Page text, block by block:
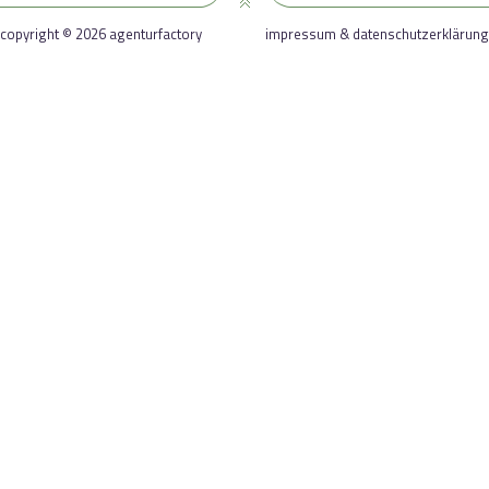
copyright © 2026 agenturfactory impressum & datenschutzerklärung